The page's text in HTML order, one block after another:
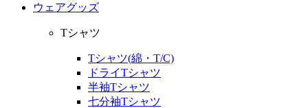
ウェアグッズ
Tシャツ
Tシャツ(綿・T/C)
ドライTシャツ
半袖Tシャツ
七分袖Tシャツ